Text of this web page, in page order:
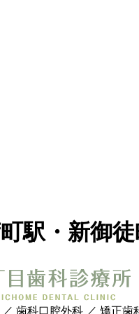
駅・新御
歯科口腔外科 ／ 矯正歯